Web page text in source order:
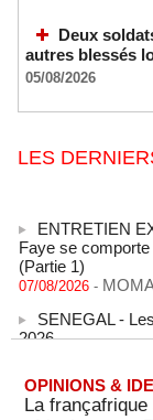
Deux
autres blessés
05/08/2026
LES
Faye se
(Partie 1)
07/08/2026
2026
07/08/2026 -MOMO
dans la province
06/08/2026 -
OPINIONS &
La